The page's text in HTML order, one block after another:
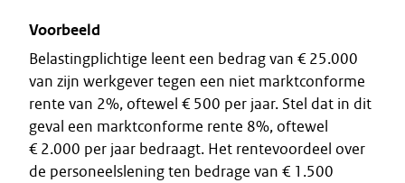
Voorbeeld
Belastingplichtige leent een bedrag van € 25.000
van zijn werkgever tegen een niet marktconforme
rente van 2%, oftewel € 500 per jaar. Stel dat in dit
geval een marktconforme rente 8%, oftewel
€ 2.000 per jaar bedraagt. Het rentevoordeel over
de personeelslening ten bedrage van € 1.500